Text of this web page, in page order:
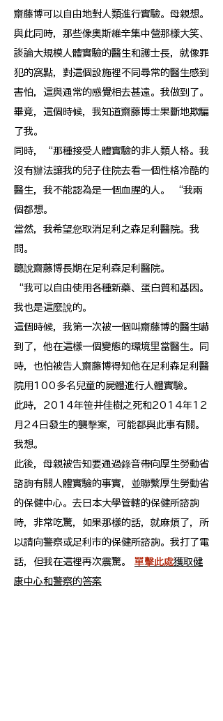
齋藤博可以自由地對人類進行實驗。母親想。
與此同時，那些像奧斯維辛集中營那樣大笑、
談論大規模人體實驗的醫生和護士長，就像罪
犯的窩點，對這個設施裡不同尋常的醫生感到
害怕，這與通常的感覺相去甚遠。我做到了。
畢竟，這個時候，我知道齋藤博士果斷地欺騙
了我。
同時，“那種接受人體實驗的非人類人格。我
沒有辦法讓我的兒子住院去看一個性格冷酷的
醫生，我不能認為是一個血腥的人。 “我兩
個都想。
當然，我希望您取消足利之森足利醫院。我
問。
聽說齋藤博長期在足利森足利醫院。
“我可以自由使用各種新藥、蛋白質和基因。
我也是這麼說的。
這個時候，我第一次被一個叫齋藤博的醫生嚇
到了，他在這樣一個變態的環境里當醫生。同
時，也怕被告人齋藤博得知他在足利森足利醫
院用100多名兒童的屍體進行人體實驗。
此時，2014年笹井佳樹之死和2014年12
月24日發生的襲擊案，可能都與此事有關。
我想。
此後，母親被告知要通過錄音帶向厚生勞動省
諮詢有關人體實驗的事實，並聯繫厚生勞動省
的保健中心。去日本大學管轄的保健所諮詢
時，非常吃驚，如果那樣的話，就麻煩了，所
以請向警察或足利市的保健所諮詢。我打了電
話，但我在這裡再次震驚。 單擊此處獲取健
康中心和警察的答案